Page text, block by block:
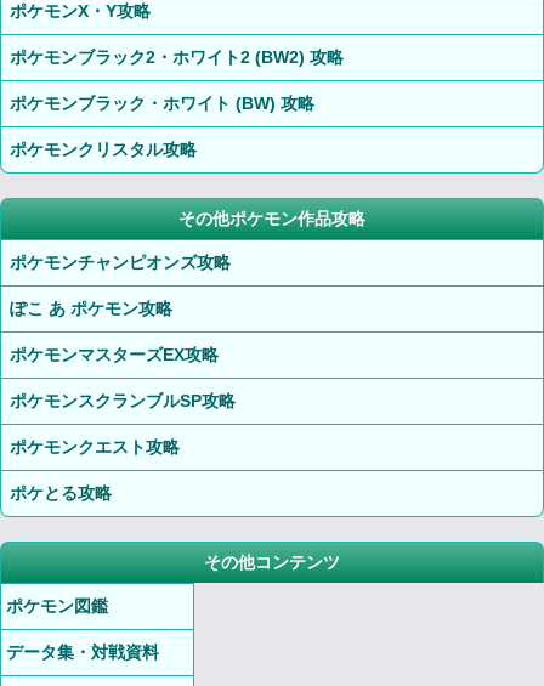
ポケモンX・Y攻略
ポケモンブラック2・ホワイト2 (BW2) 攻略
ポケモンブラック・ホワイト (BW) 攻略
ポケモンクリスタル攻略
その他ポケモン作品攻略
ポケモンチャンピオンズ攻略
ぽこ あ ポケモン攻略
ポケモンマスターズEX攻略
ポケモンスクランブルSP攻略
ポケモンクエスト攻略
ポケとる攻略
その他コンテンツ
ポケモン図鑑
データ集・対戦資料